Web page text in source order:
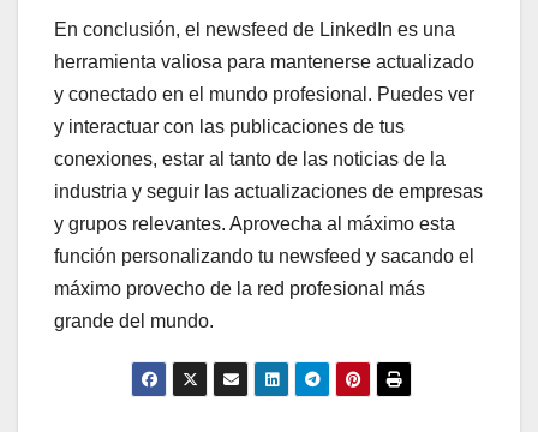
En conclusión, el newsfeed de LinkedIn es una
herramienta valiosa para mantenerse actualizado
y conectado en el mundo profesional. Puedes ver
y interactuar con las publicaciones de tus
conexiones, estar al tanto de las noticias de la
industria y seguir las actualizaciones de empresas
y grupos relevantes. Aprovecha al máximo esta
función personalizando tu newsfeed y sacando el
máximo provecho de la red profesional más
grande del mundo.